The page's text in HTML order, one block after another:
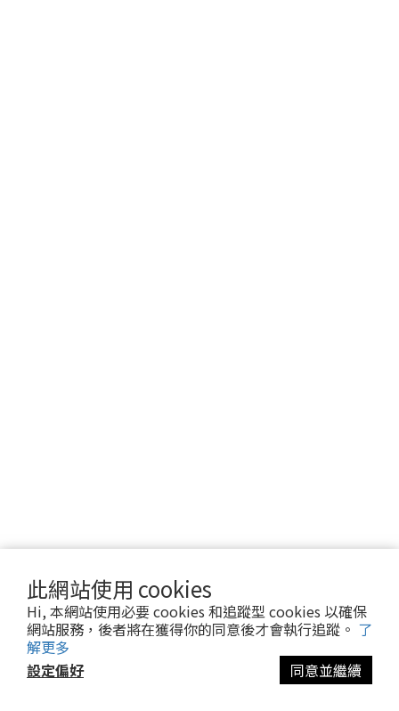
此網站使用 cookies
Hi, 本網站使用必要 cookies 和追蹤型 cookies 以確保
網站服務，後者將在獲得你的同意後才會執行追蹤。 了
解更多
設定偏好
同意並繼續